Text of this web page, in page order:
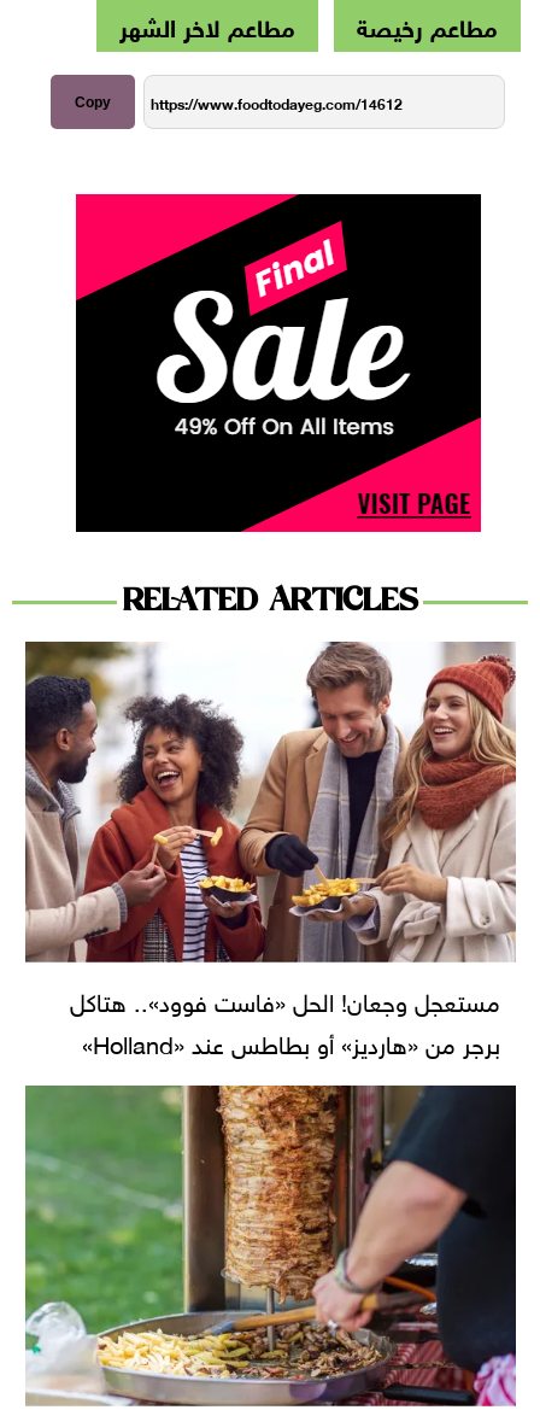
مطاعم رخيصة مطاعم لاخر الشهر
Copy
RELATED ARTICLES
مستعجل وجعان! الحل «فاست فوود».. هتاكل
برجر من «هارديز» أو بطاطس عند «Holland»